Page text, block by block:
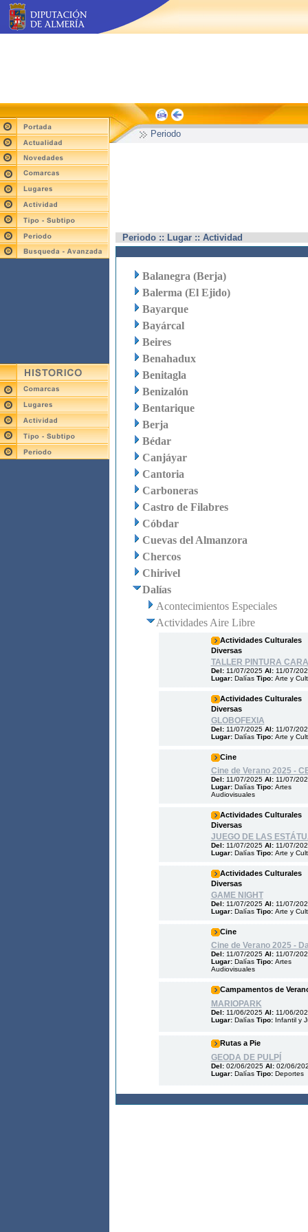
Periodo
Periodo :: Lugar :: Actividad
Balanegra (Berja)
Balerma (El Ejido)
Bayarque
Bayárcal
Beires
Benahadux
Benitagla
Benizalón
Bentarique
Berja
Bédar
Canjáyar
Cantoria
Carboneras
Castro de Filabres
Cóbdar
Cuevas del Almanzora
Chercos
Chirivel
Dalías
Acontecimientos Especiales
Actividades Aire Libre
Actividades Culturales
Diversas
TALLER PINTURA
Del: 11/07/2025 Al: 11/07/
Lugar: DalíasTipo: Arte y
Actividades Culturales
Diversas
GLOBOFEXIA
Del: 11/07/2025 Al: 11/07/
Lugar: DalíasTipo: Arte y
Cine
Cine de Verano 2025 -
Del: 11/07/2025 Al: 11/07/
Lugar: DalíasTipo: Artes
Audiovisuales
Actividades Culturales
Diversas
JUEGO DE LAS
Del: 11/07/2025 Al: 11/07/
Lugar: DalíasTipo: Arte y
Actividades Culturales
Diversas
GAME NIGHT
Del: 11/07/2025 Al: 11/07/
Lugar: DalíasTipo: Arte y
Cine
Cine de Verano 2025 -
Del: 11/07/2025 Al: 11/07/
Lugar: DalíasTipo: Artes
Audiovisuales
Campamentos de
MARIOPARK
Del: 11/06/2025 Al: 11/06/
Lugar: DalíasTipo: Infantil y
Rutas a Pie
GEODA DE PULPÍ
Del: 02/06/2025 Al: 02/06/
Lugar: DalíasTipo: Deportes